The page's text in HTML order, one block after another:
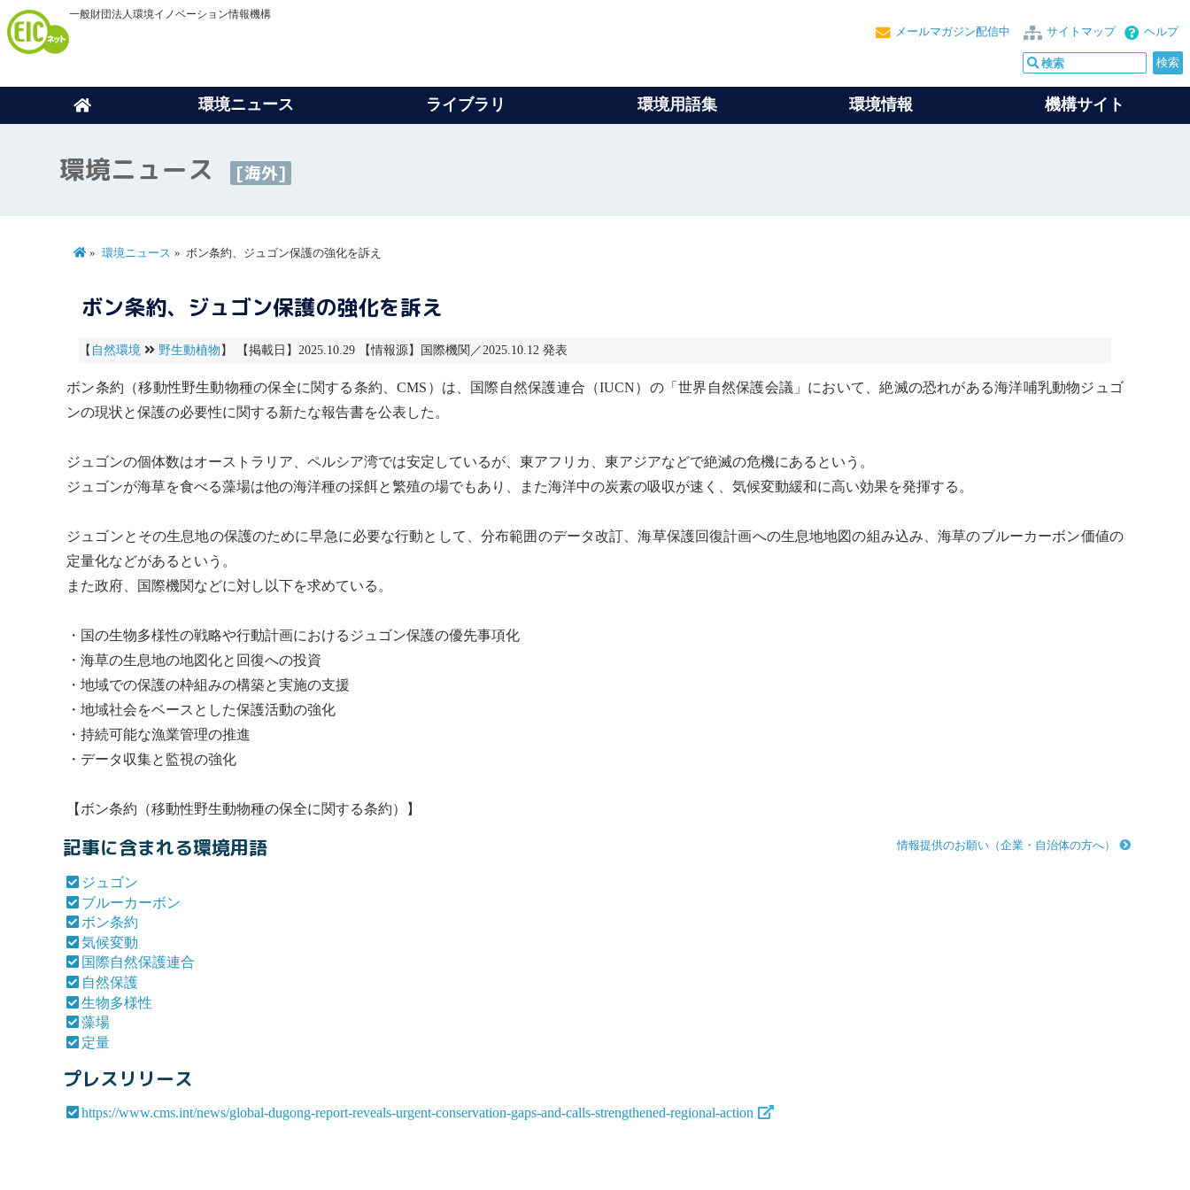
一般財団法人環境イノベーション情報機構
ヘルプ
サイトマップ
メールマガジン配信中
環境ニュース ライブラリ 環境用語集 環境情報 機構サイト
環境ニュース [海外]
環境ニュース ボン条約、ジュゴン保護の強化を訴え
ボン条約、ジュゴン保護の強化を訴え
【 自然環境 野生動植物 】 【掲載日】2025.10.29 【情報源】国際機関／2025.10.12 発表
ボン条約 （移動性野生動物種の保全に関する条約、CMS）は、 国際 自然保護連合 （IUCN）の「世界 自然保護会議」において、絶滅の恐れがある海洋哺乳動物ジュゴ
ンの現状と保護の必要性に関する新たな報告書を公表した。
ジュゴンの個体数はオーストラリア、ペルシア湾では安定しているが、東アフリカ、東アジアなどで絶滅の危機にあるという。
ジュゴンが海草を食べる藻場は他の海洋種の採餌と繁殖の場でもあり、また海洋中の炭素の吸収が速く、気候変動緩和に高い効果を発揮する。
ジュゴンとその生息地の保護のために早急に必要な行動として、分布範囲のデータ改訂、海草保護回復計画への生息地地図の組み込み、海草のブルーカーボン価値の
定量化などがあるという。
また政府、国際機関などに対し以下を求めている。
・国の生物多様性の戦略や行動計画における ジュゴン保護の優先事項化
・海草の生息地の地図化と回復への投資
・地域での保護の枠組みの構築と実施の支援
・地域社会をベースとした保護活動の強化
・持続可能な漁業管理の推進
・データ収集と監視の強化
【 ボン条約 （移動性野生動物種の保全に関する条約）】
情報提供のお願い（企業・自治体の方へ）
記事に含まれる環境用語
ジュゴン
ブルーカーボン
ボン条約
気候変動
国際自然保護連合
自然保護
生物多様性
藻場
定量
プレスリリース
https://www.cms.int/news/global-dugong-report-reveals-urgent-conservation-gaps-and-calls-strengthened-regional-action